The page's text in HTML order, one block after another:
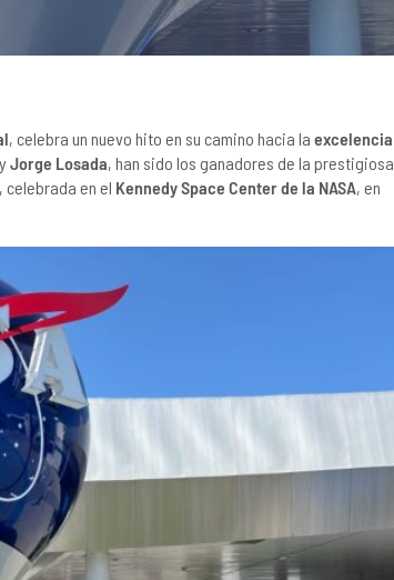
, celebra un nuevo hito en su camino hacia la excelencia
yJorge Losada, han sido los ganadores de la prestigiosa
celebrada en el Kennedy Space Center de la NASA, en